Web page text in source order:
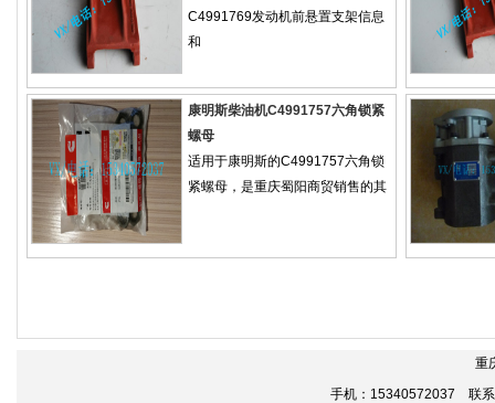
C4991769发动机前悬置支架信息
和
康明斯柴油机C4991757六角锁紧
螺母
适用于康明斯的C4991757六角锁
紧螺母，是重庆蜀阳商贸销售的其
重
手机：15340572037 联